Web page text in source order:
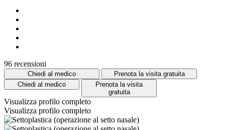
96 recensioni
Chiedi al medico
Prenota la visita gratuita
Chiedi al medico
Prenota la visita
gratuita
Visualizza profilo completo
Visualizza profilo completo